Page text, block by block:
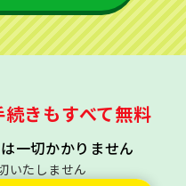
きもすべて無料
一切かかりません
いたしません